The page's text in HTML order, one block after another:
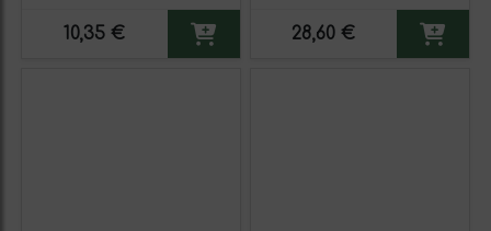
10,35 € 28,60 €